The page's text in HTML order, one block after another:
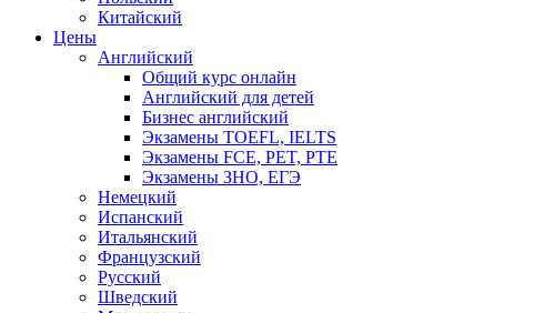
Китайский
Цены
Английский
Общий курс онлайн
Английский для детей
Бизнес английский
Экзамены TOEFL, IELTS
Экзамены FCE, PET, PTE
Экзамены ЗНО, ЕГЭ
Немецкий
Испанский
Итальянский
Французский
Русский
Шведский